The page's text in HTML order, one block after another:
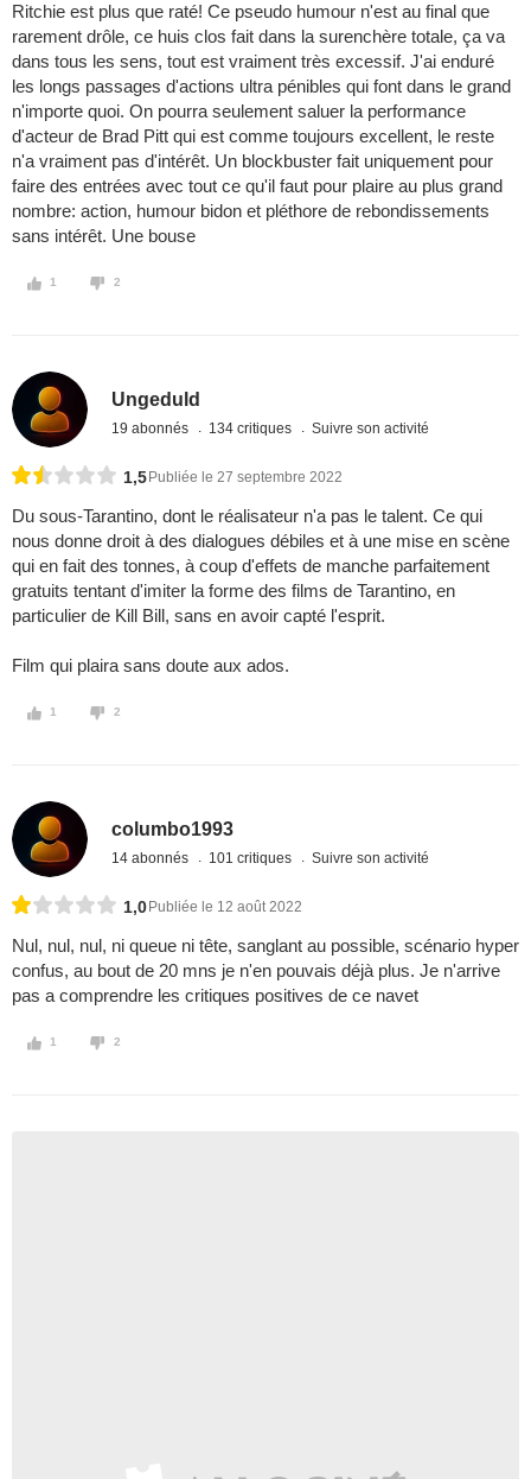
Ritchie est plus que raté! Ce pseudo humour n'est au final que
rarement drôle, ce huis clos fait dans la surenchère totale, ça va
dans tous les sens, tout est vraiment très excessif. J'ai enduré
les longs passages d'actions ultra pénibles qui font dans le grand
n'importe quoi. On pourra seulement saluer la performance
d'acteur de Brad Pitt qui est comme toujours excellent, le reste
n'a vraiment pas d'intérêt. Un blockbuster fait uniquement pour
faire des entrées avec tout ce qu'il faut pour plaire au plus grand
nombre: action, humour bidon et pléthore de rebondissements
sans intérêt. Une bouse
1 2
Ungeduld
19 abonnés 134 critiques Suivre son activité
1,5 Publiée le 27 septembre 2022
Du sous-Tarantino, dont le réalisateur n'a pas le talent. Ce qui
nous donne droit à des dialogues débiles et à une mise en scène
qui en fait des tonnes, à coup d'effets de manche parfaitement
gratuits tentant d'imiter la forme des films de Tarantino, en
particulier de Kill Bill, sans en avoir capté l'esprit.
Film qui plaira sans doute aux ados.
1 2
columbo1993
14 abonnés 101 critiques Suivre son activité
1,0 Publiée le 12 août 2022
Nul, nul, nul, ni queue ni tête, sanglant au possible, scénario hyper
confus, au bout de 20 mns je n'en pouvais déjà plus. Je n'arrive
pas a comprendre les critiques positives de ce navet
1 2